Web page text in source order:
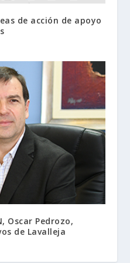
de acción de apoyo
Oscar Pedrozo,
de Lavalleja